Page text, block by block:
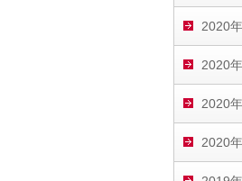
2020
2020
2020
2020